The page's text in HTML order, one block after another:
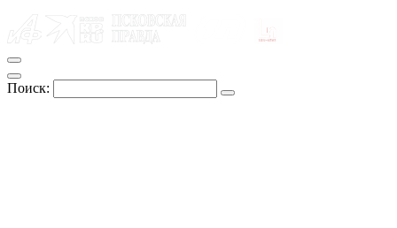
Поиск: